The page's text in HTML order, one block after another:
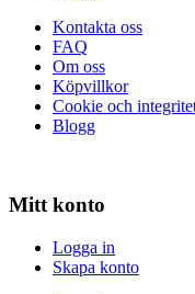
Kontakta oss
FAQ
Om oss
Köpvillkor
Cookie och
Blogg
Mitt konto
Logga in
Skapa konto